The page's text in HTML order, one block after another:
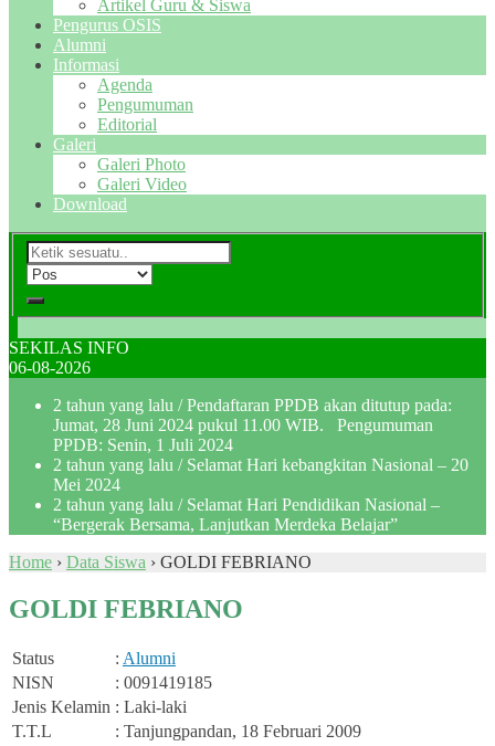
Artikel Guru & Siswa
Pengurus OSIS
Alumni
Informasi
Agenda
Pengumuman
Editorial
Galeri
Galeri Photo
Galeri Video
Download
SEKILAS INFO
06-08-2026
2 tahun yang lalu / Pendaftaran PPDB akan ditutup pada:
Jumat, 28 Juni 2024 pukul 11.00 WIB. Pengumuman
PPDB: Senin, 1 Juli 2024
2 tahun yang lalu / Selamat Hari kebangkitan Nasional – 20
Mei 2024
2 tahun yang lalu / Selamat Hari Pendidikan Nasional –
“Bergerak Bersama, Lanjutkan Merdeka Belajar”
Home › Data Siswa › GOLDI FEBRIANO
GOLDI FEBRIANO
Status : Alumni
NISN
: 0091419185
Jenis Kelamin : Laki-laki
T.T.L
: Tanjungpandan, 18 Februari 2009